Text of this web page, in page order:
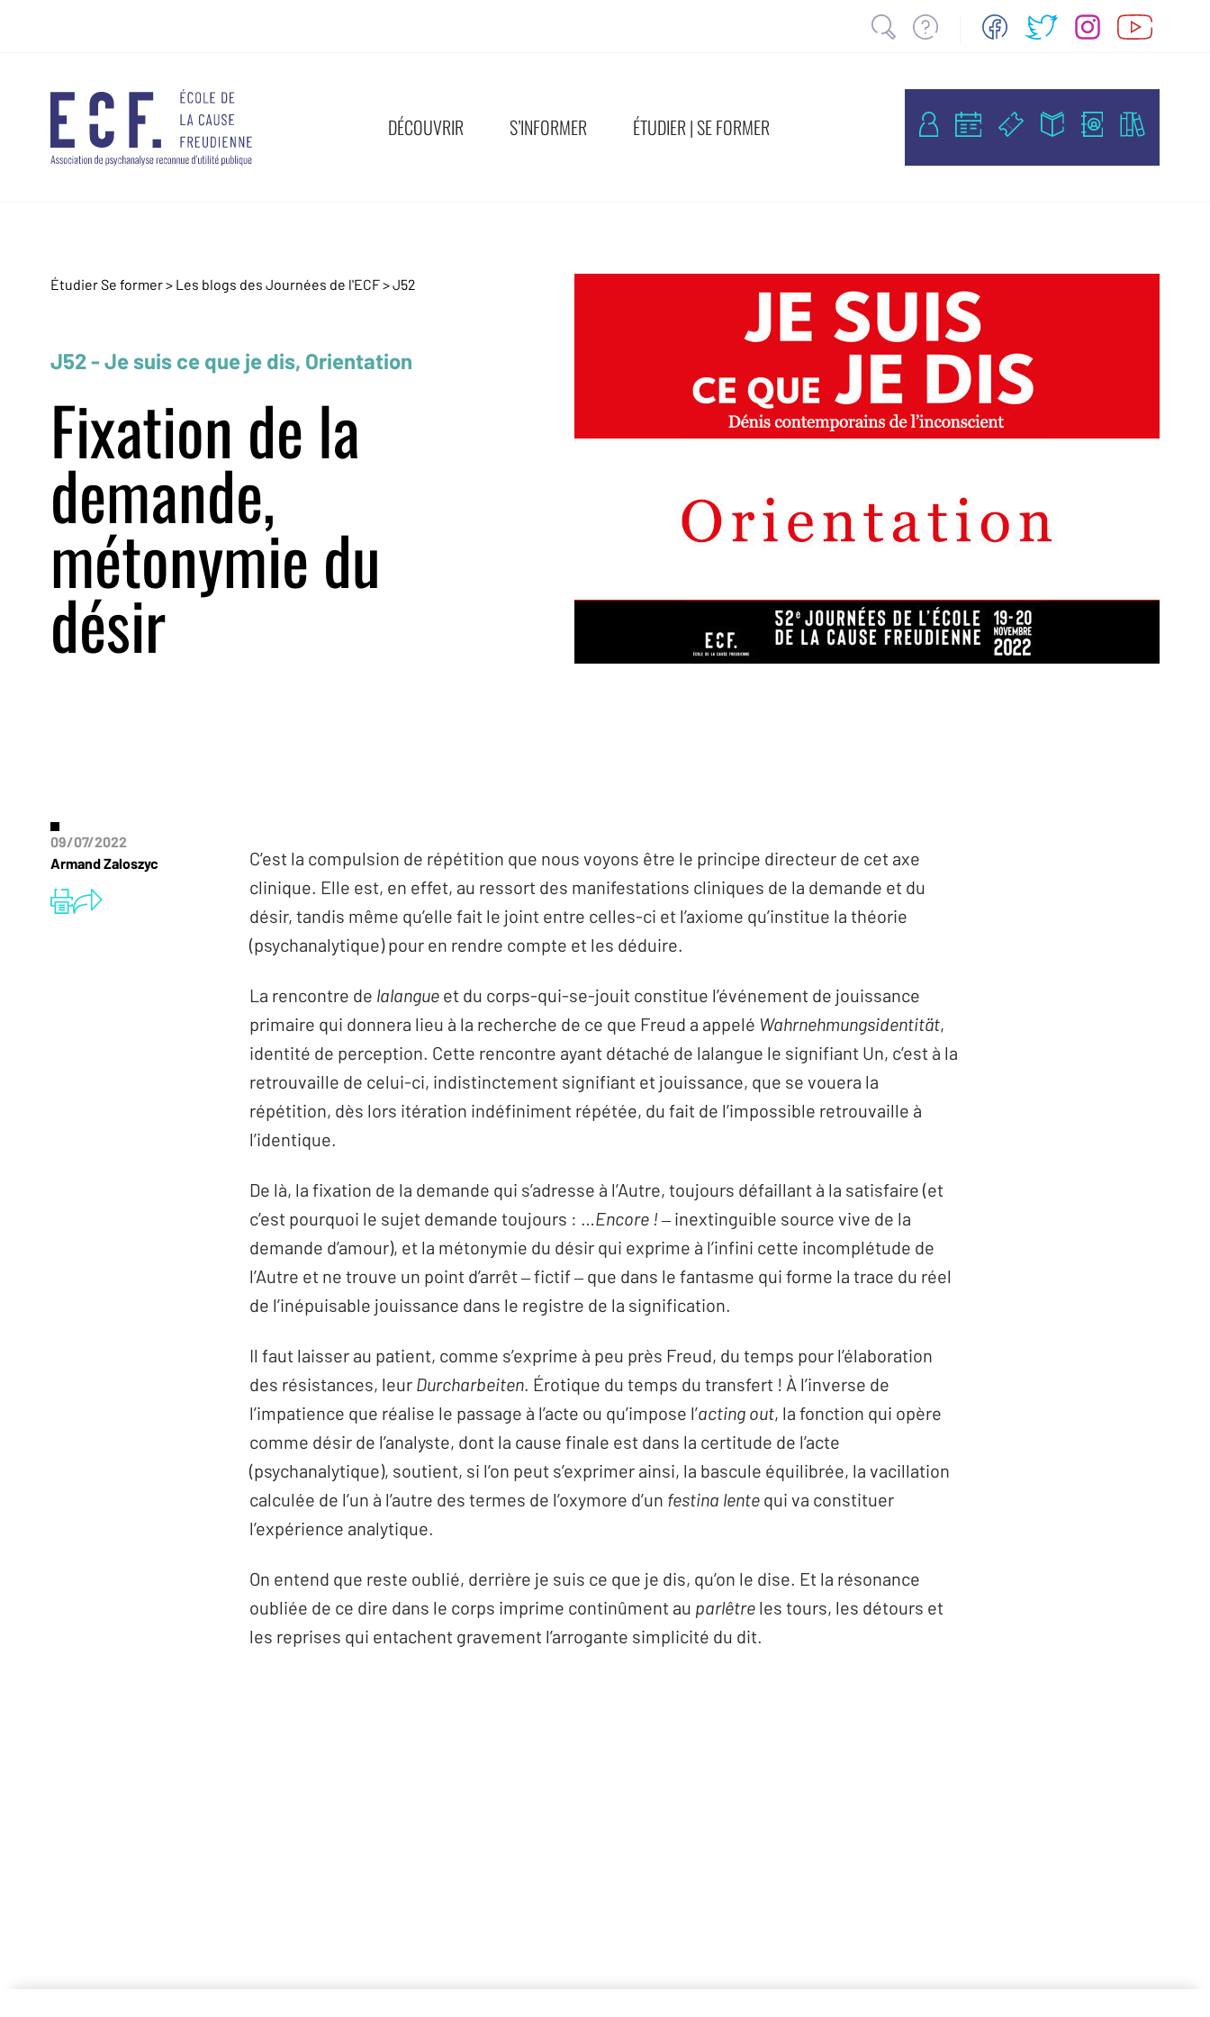
DÉCOUVRIR S’INFORMER ÉTUDIER | SE FORMER
Étudier Se former > Les blogs des Journées de l'ECF>J52
J52 - Je suis ce que je dis, Orientation
Fixation de la
demande,
métonymie du
désir
09/07/2022
Armand Zaloszyc
C’est la compulsion de répétition que nous voyons être le principe directeur de cet axe
clinique. Elle est, en effet, au ressort des manifestations cliniques de la demande et du
désir, tandis même qu’elle fait le joint entre celles-ci et l’axiome qu’institue la théorie
(psychanalytique) pour en rendre compte et les déduire.
La rencontre de lalangue et du corps-qui-se-jouit constitue l’événement de jouissance
primaire qui donnera lieu à la recherche de ce que Freud a appelé Wahrnehmungsidentität,
identité de perception. Cette rencontre ayant détaché de lalangue le signifiant Un, c’est à la
retrouvaille de celui-ci, indistinctement signifiant et jouissance, que se vouera la
répétition, dès lors itération indéfiniment répétée, du fait de l’impossible retrouvaille à
l’identique.
De là, la fixation de la demande qui s’adresse à l’Autre, toujours défaillant à la satisfaire (et
c’est pourquoi le sujet demande toujours : …Encore !‒ inextinguible source vive de la
demande d’amour), et la métonymie du désir qui exprime à l’infini cette incomplétude de
l’Autre et ne trouve un point d’arrêt ‒ fictif ‒ que dans le fantasme qui forme la trace du réel
de l’inépuisable jouissance dans le registre de la signification.
Il faut laisser au patient, comme s’exprime à peu près Freud, du temps pour l’élaboration
des résistances, leur Durcharbeiten. Érotique du temps du transfert ! À l’inverse de
l’impatience que réalise le passage à l’acte ou qu’impose l’acting out, la fonction qui opère
comme désir de l’analyste, dont la cause finale est dans la certitude de l’acte
(psychanalytique), soutient, si l’on peut s’exprimer ainsi, la bascule équilibrée, la vacillation
calculée de l’un à l’autre des termes de l’oxymore d’un festina lente qui va constituer
l’expérience analytique.
On entend que reste oublié, derrière je suis ce que je dis, qu’on le dise. Et la résonance
oubliée de ce dire dans le corps imprime continûment au parlêtre les tours, les détours et
les reprises qui entachent gravement l’arrogante simplicité du dit.